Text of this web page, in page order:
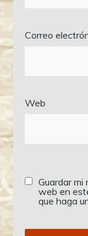
Correo
Web
Guardar mi
web en
que haga